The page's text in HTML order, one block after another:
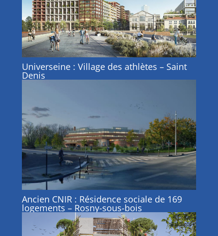
Universeine : Village des athlètes – Saint
Denis
Ancien CNIR : Résidence sociale de 169
logements – Rosny-sous-bois